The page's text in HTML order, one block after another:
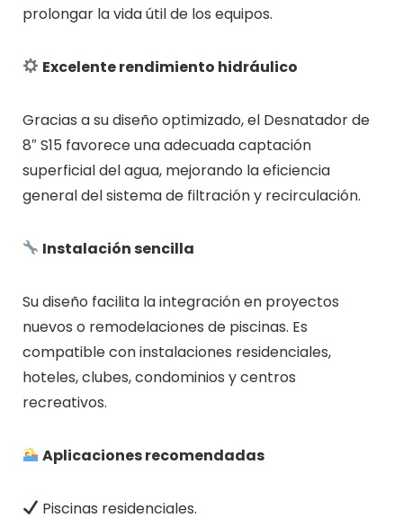
prolongar la vida útil de los equipos.
Excelente rendimiento hidráulico
Gracias a su diseño optimizado, el Desnatador de
8″ S15 favorece una adecuada captación
superficial del agua, mejorando la eficiencia
general del sistema de filtración y recirculación.
Instalación sencilla
Su diseño facilita la integración en proyectos
nuevos o remodelaciones de piscinas. Es
compatible con instalaciones residenciales,
hoteles, clubes, condominios y centros
recreativos.
Aplicaciones recomendadas
Piscinas residenciales.